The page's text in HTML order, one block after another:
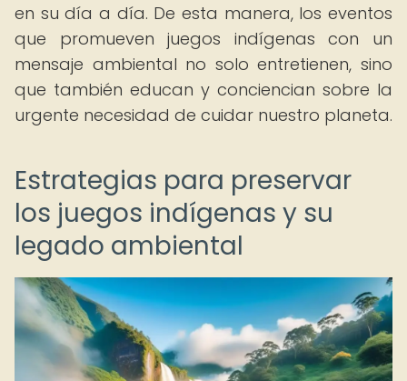
en su día a día. De esta manera, los eventos
que promueven juegos indígenas con un
mensaje ambiental no solo entretienen, sino
que también educan y conciencian sobre la
urgente necesidad de cuidar nuestro planeta.
Estrategias para preservar
los juegos indígenas y su
legado ambiental